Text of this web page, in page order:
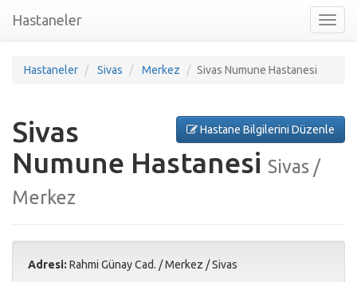
nav
Hastaneler
Hastaneler Sivas Merkez Sivas Numune Hastanesi
Hastane Bilgilerini Düzenle
Sivas
Numune Hastanesi Sivas /
Merkez
Adresi: Rahmi Günay Cad. /Merkez /Sivas